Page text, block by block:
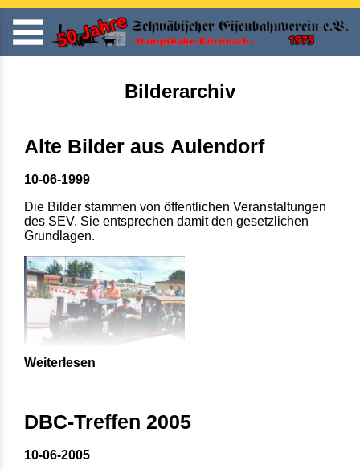
Bilderarchiv
Alte Bilder aus Aulendorf
10-06-1999
Die Bilder stammen von öffentlichen Veranstaltungen
des SEV. Sie entsprechen damit den gesetzlichen
Grundlagen.
Weiterlesen
DBC-Treffen 2005
10-06-2005